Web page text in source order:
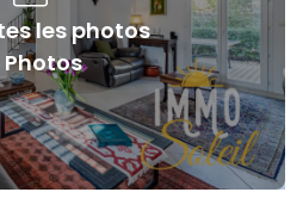
les photos
Photos